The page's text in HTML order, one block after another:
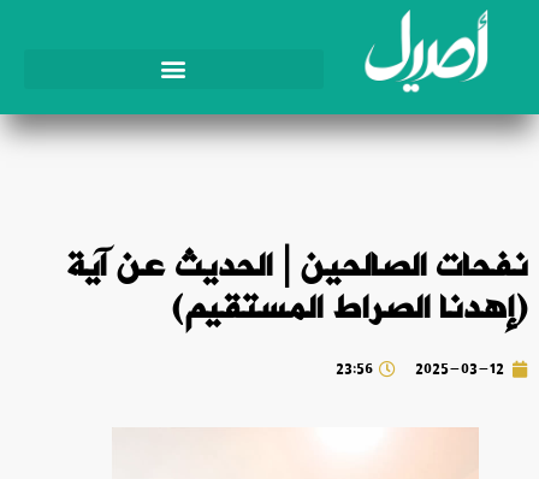
نفحات الصالحين | الحديث عن آية
(إهدنا الصراط المستقيم)
2025-03-12
23:56